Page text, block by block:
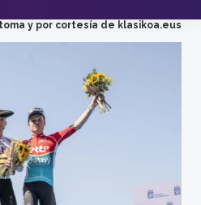
el podio en la edición 2024.
y por cortesía de klasikoa.eus